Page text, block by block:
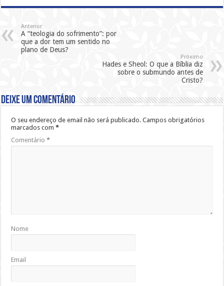
Anterior
A “teologia do sofrimento”: por
que a dor tem um sentido no
plano de Deus?
Próximo
Hades e Sheol: O que a Bíblia diz
sobre o submundo antes de
Cristo?
Deixe um comentário
O seu endereço de email não será publicado. Campos obrigatórios
marcados com*
Comentário*
Nome
Email